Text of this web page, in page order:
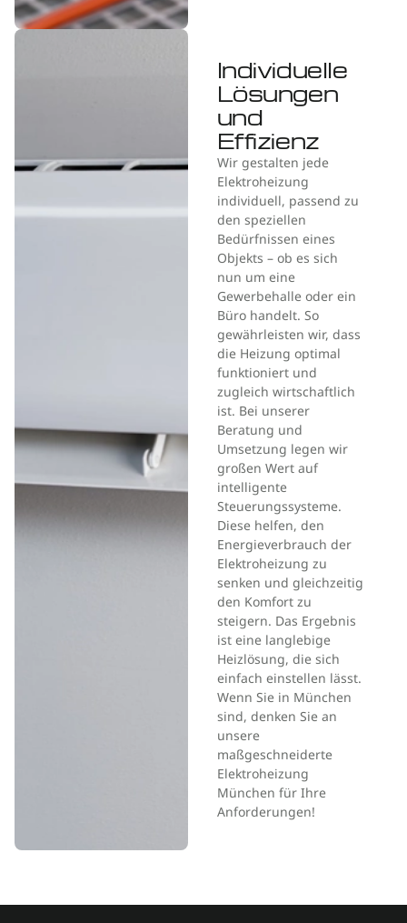
Individuelle
Lösungen
und
Effizienz
Wir gestalten jede
Elektroheizung
individuell, passend zu
den speziellen
Bedürfnissen eines
Objekts – ob es sich
nun um eine
Gewerbehalle oder ein
Büro handelt. So
gewährleisten wir, dass
die Heizung optimal
funktioniert und
zugleich wirtschaftlich
ist. Bei unserer
Beratung und
Umsetzung legen wir
großen Wert auf
intelligente
Steuerungssysteme.
Diese helfen, den
Energieverbrauch der
Elektroheizung zu
senken und gleichzeitig
den Komfort zu
steigern. Das Ergebnis
ist eine langlebige
Heizlösung, die sich
einfach einstellen lässt.
Wenn Sie in München
sind, denken Sie an
unsere
maßgeschneiderte
Elektroheizung
München für Ihre
Anforderungen!